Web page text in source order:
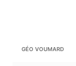
GÉO VOUMARD